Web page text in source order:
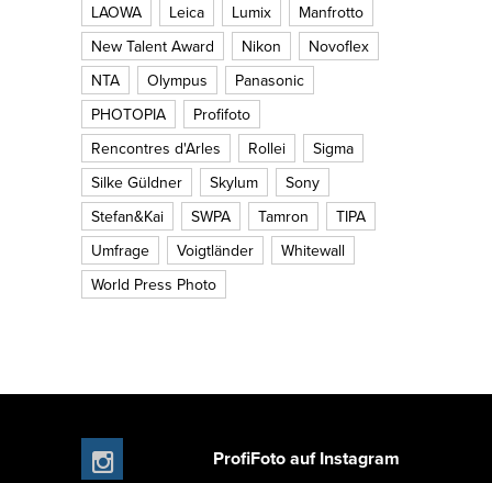
LAOWA
Leica Lumix
Manfrotto
New Talent Award
Nikon
Novoflex
NTA
Olympus
Panasonic
PHOTOPIA
Profifoto
Rencontres d'Arles
Rollei
Sigma
Silke Güldner
Skylum
Sony
Stefan&Kai
SWPA Tamron
TIPA
Umfrage
Voigtländer
Whitewall
World Press Photo
ProfiFoto auf Instagram